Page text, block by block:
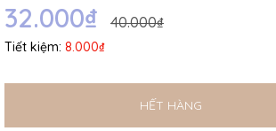
32.000₫ 40.000₫
Tiết kiệm: 8.000₫
HẾT HÀNG